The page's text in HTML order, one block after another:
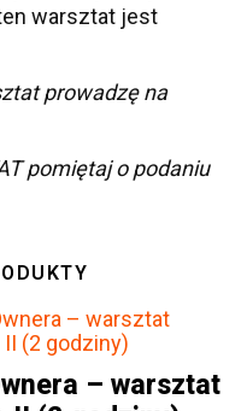
warsztat jest
prowadzę na
pomiętaj o podaniu
– warsztat